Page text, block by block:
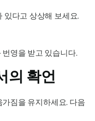
있다고 상상해 보세요.
영을 받고 있습니다.
의 확언
짐을 유지하세요. 다음